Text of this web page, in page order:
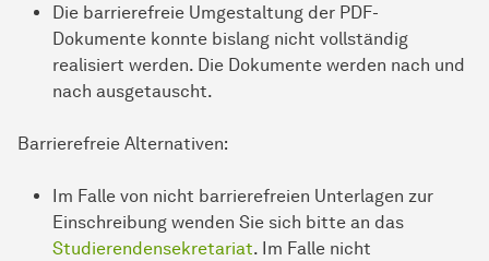
Die barrierefreie Umgestaltung der PDF-
Dokumente konnte bislang nicht vollständig
realisiert werden. Die Dokumente werden nach und
nach ausgetauscht.
Barrierefreie Alternativen:
Im Falle von nicht barrierefreien Unterlagen zur
Einschreibung wenden Sie sich bitte an das
Studierendensekretariat. Im Falle nicht